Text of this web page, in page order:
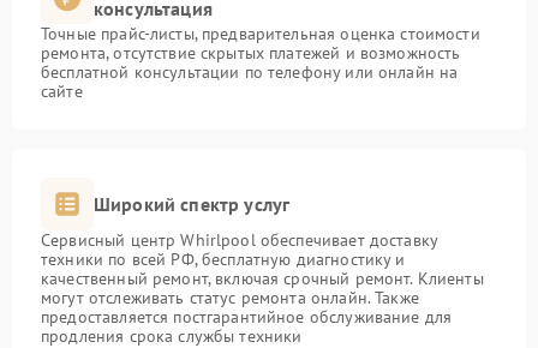
консультация
Точные прайс-листы, предварительная оценка стоимости
ремонта, отсутствие скрытых платежей и возможность
бесплатной консультации по телефону или онлайн на
сайте
Широкий спектр услуг
Сервисный центр Whirlpool обеспечивает доставку
техники по всей РФ, бесплатную диагностику и
качественный ремонт, включая срочный ремонт. Клиенты
могут отслеживать статус ремонта онлайн. Также
предоставляется постгарантийное обслуживание для
продления срока службы техники